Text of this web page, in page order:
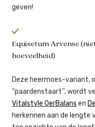
geven!
Equisetum Arvense
hoeveelheid)
Deze heermoes-variant,
‘’paardenstaart’’, wordt
Vitalstyle OerBalans en
herkennen aan de lengte